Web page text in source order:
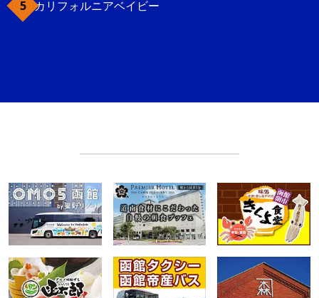
カリフォルニアベイビー